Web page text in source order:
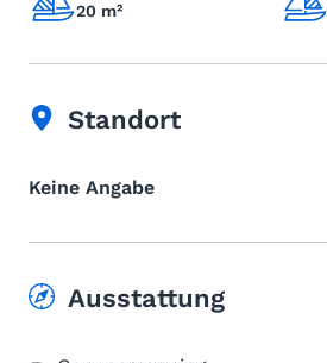
20 m²
Standort
Keine Angabe
Ausstattung